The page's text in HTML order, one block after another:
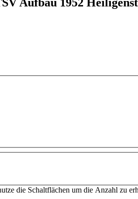
die Schaltflächen um die Anzahl zu